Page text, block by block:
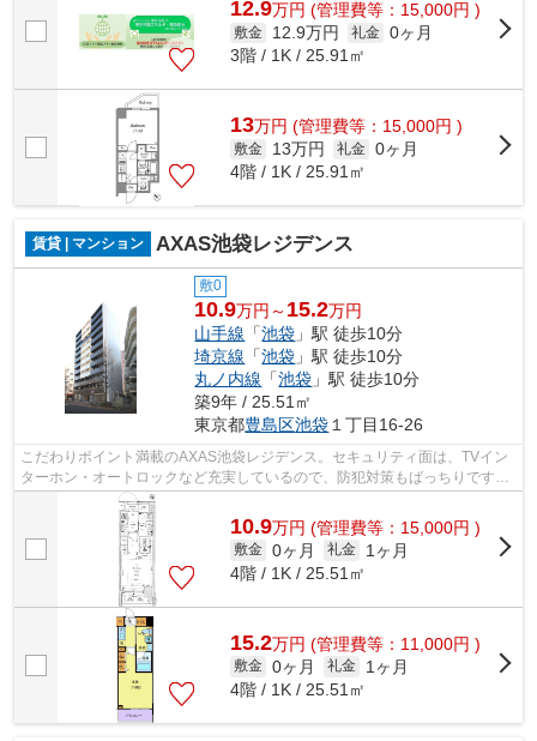
12.9万円 (管理費等：15,000円 )
敷金 12.9万円 礼金 0ヶ月
3階 / 1K / 25.91㎡
13万円 (管理費等：15,000円 )
敷金 13万円 礼金 0ヶ月
4階 / 1K / 25.91㎡
賃貸 | マンション AXAS池袋レジデンス
敷0
10.9万円～ 15.2万円
山手線 「池袋 」駅 徒歩10分
埼京線 「池袋 」駅 徒歩10分
丸ノ内線 「池袋 」駅 徒歩10分
築9年 / 25.51㎡
東京都豊島区池袋１丁目16-26
こだわりポイント満載のAXAS池袋レジデンス。セキュリティ面は、TVイン
ターホン・オートロックなど充実しているので、防犯対策もばっちりです。
室内設備は浴室乾燥機・洗面所独立など...
10.9万円 (管理費等：15,000円 )
敷金 0ヶ月 礼金
1ヶ月
4階 / 1K / 25.51㎡
15.2万円 (管理費等：11,000円 )
敷金 0ヶ月 礼金
1ヶ月
4階 / 1K / 25.51㎡